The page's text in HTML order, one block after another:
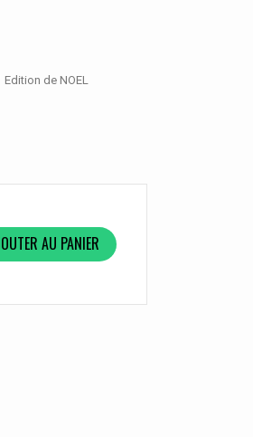
Edition de NOEL
AU PANIER